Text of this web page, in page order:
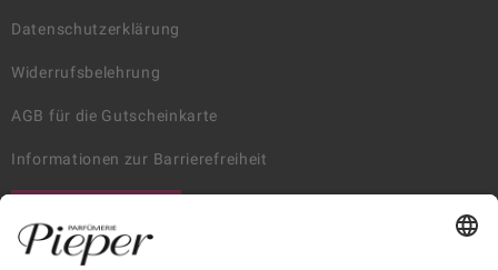
Datenschutzerklärung
Widerrufsbelehrung
AGB für die Gutscheinkarte
Informationen zur Barrierefreiheit